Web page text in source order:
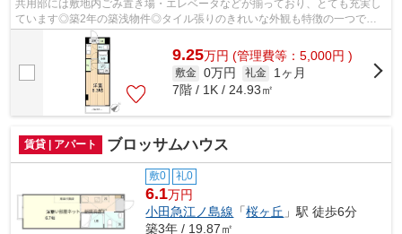
共用部には敷地内ごみ置き場・エレベータなどが揃っており、とても充実し
ています◎築2年の築浅物件◎タイル張りのきれいな外観も特徴の一つです
◎防犯対策もバッチリなマンションタイプ...
9.25万円 (管理費等：5,000円 )
敷金 0万円 礼金
1ヶ月
7階 / 1K / 24.93㎡
賃貸 | アパート ブロッサムハウス
敷0 礼0
6.1万円
小田急江ノ島線 「桜ヶ丘 」駅 徒歩6分
築3年 / 19.87㎡